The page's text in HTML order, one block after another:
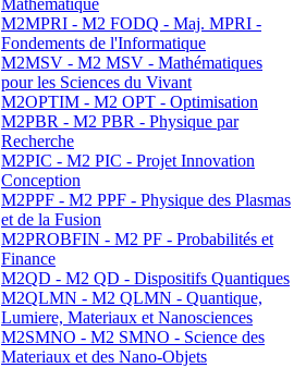
Mathématique
M2MPRI - M2 FODQ - Maj. MPRI -
Fondements de l'Informatique
M2MSV - M2 MSV - Mathématiques
pour les Sciences du Vivant
M2OPTIM - M2 OPT - Optimisation
M2PBR - M2 PBR - Physique par
Recherche
M2PIC - M2 PIC - Projet Innovation
Conception
M2PPF - M2 PPF - Physique des Plasmas
et de la Fusion
M2PROBFIN - M2 PF - Probabilités et
Finance
M2QD - M2 QD - Dispositifs Quantiques
M2QLMN - M2 QLMN - Quantique,
Lumiere, Materiaux et Nanosciences
M2SMNO - M2 SMNO - Science des
Materiaux et des Nano-Objets